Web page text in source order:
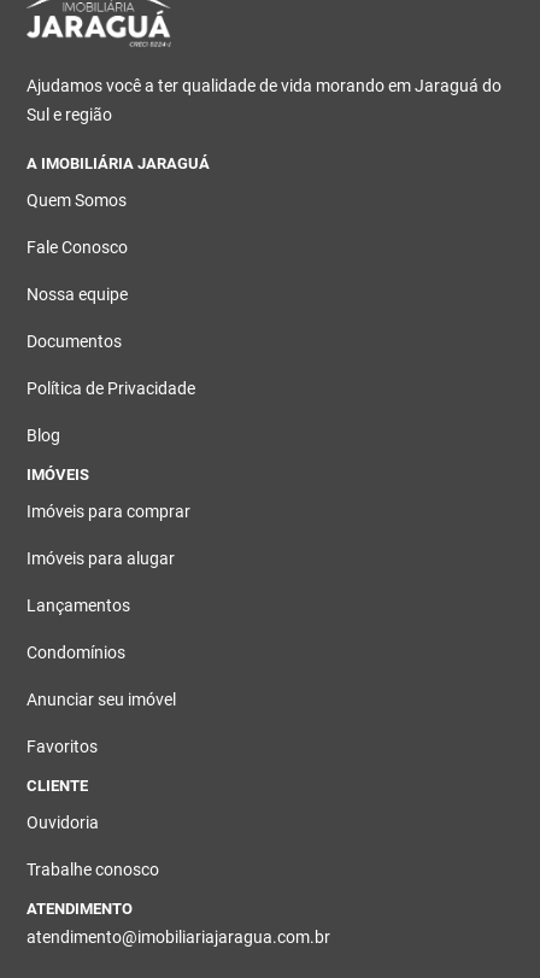
Ajudamos você a ter qualidade de vida morando em Jaraguá do
Sul e região
A IMOBILIÁRIA JARAGUÁ
Quem Somos
Fale Conosco
Nossa equipe
Documentos
Política de Privacidade
Blog
IMÓVEIS
Imóveis para comprar
Imóveis para alugar
Lançamentos
Condomínios
Anunciar seu imóvel
Favoritos
CLIENTE
Ouvidoria
Trabalhe conosco
ATENDIMENTO
atendimento@imobiliariajaragua.com.br